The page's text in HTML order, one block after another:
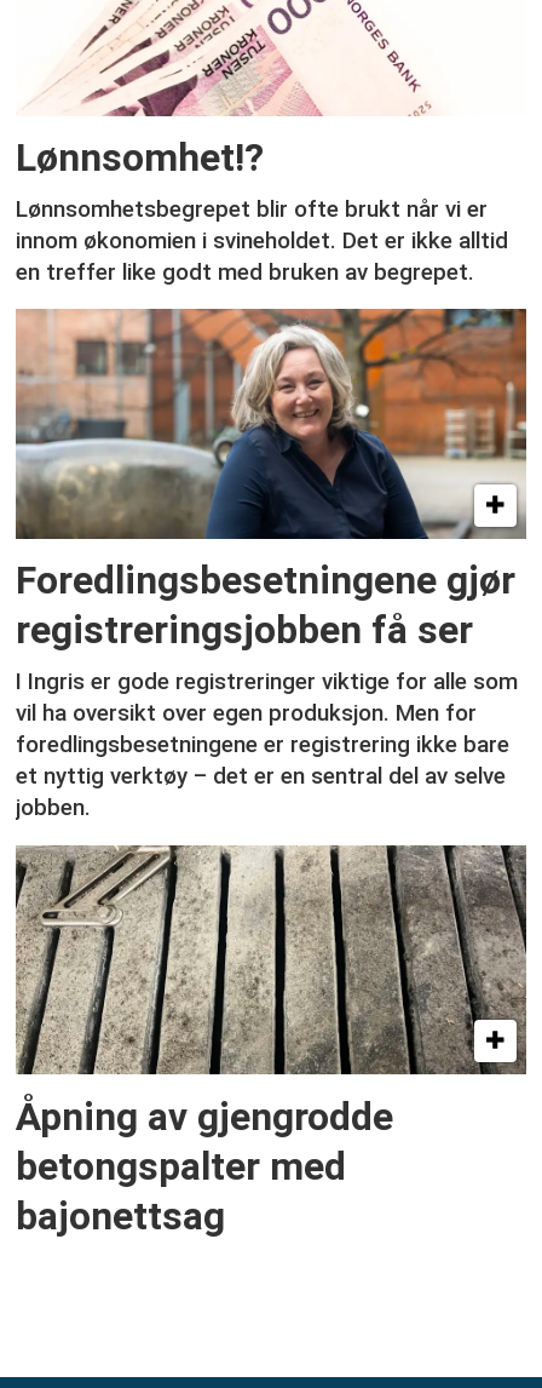
Lønnsomhet!?
Lønnsomhetsbegrepet blir ofte brukt når vi er
innom økonomien i svineholdet. Det er ikke alltid
en treffer like godt med bruken av begrepet.
Foredlingsbesetningene gjør
registreringsjobben få ser
I Ingris er gode registreringer viktige for alle som
vil ha oversikt over egen produksjon. Men for
foredlingsbesetningene er registrering ikke bare
et nyttig verktøy – det er en sentral del av selve
jobben.
Åpning av gjengrodde
betongspalter med
bajonettsag